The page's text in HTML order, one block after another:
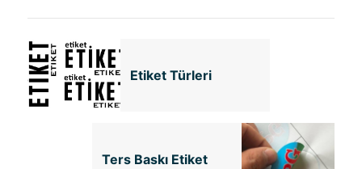
Etiket Türleri
Ters Baskı Etiket